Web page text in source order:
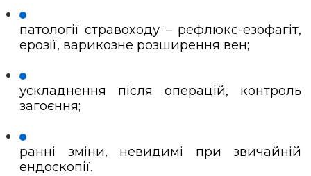
патології стравоходу – рефлюкс-езофагіт,
ерозії, варикозне розширення вен;
ускладнення після операцій, контроль
загоєння;
ранні зміни, невидимі при звичайній
ендоскопії.